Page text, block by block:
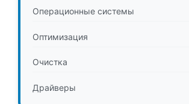
Операционные системы
Оптимизация
Очистка
Драйверы